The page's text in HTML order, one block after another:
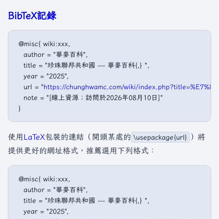
BibTeX記錄
@misc{ wiki:xxx,
   author = "華麥百科",
   title = "珍珠聯邦共和國 --- 華麥百科{,} ",
   year = "2025",
   url = "
https://chunghwamc.com/wiki/
   note = "[線上資源；訪問於2026年08月10日]"
使用LaTeX包裝的連結（開頭某處的 \usepackage{url} ）將
提供更好的網址格式，推薦選用下列格式：
@misc{ wiki:xxx,
   author = "華麥百科",
   title = "珍珠聯邦共和國 --- 華麥百科{,} ",
   year = "2025",